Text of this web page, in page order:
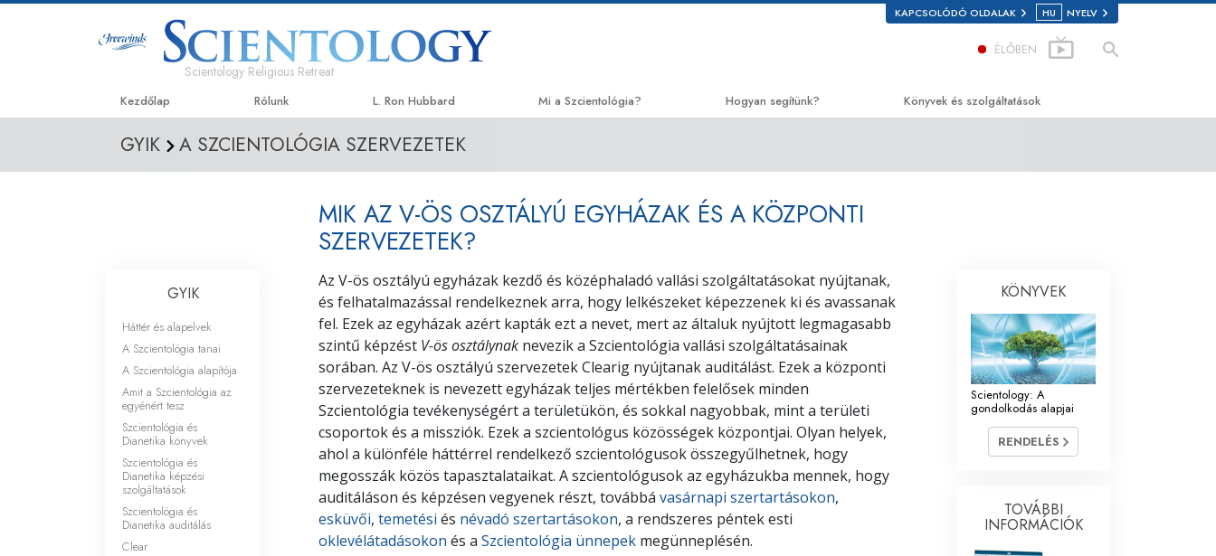
KAPCSOLÓDÓ OLDALAK HU NYELV
Scientology Religious Retreat
ÉLŐBEN
Kezdőlap Rólunk L. Ron Hubbard Mi a Szcientológia?
Mit mondanak a szcientológusok
Látogatás egy egyházban
A Szcientológia alapelvei
Bevezetés a Dianetikába
Szeretet és gyűlölet –
Mi a nagyság?
Hogyan segítünk?
Criminon
Az igazság a drogokról
Együtt az Emberi Jogokért
Állampolgári Bizottság az Emberi
Jogokért
Szcientológia önkéntes lelkészek
Könyvek és szolgáltatások
Bevezető előadások
Kezdő szolgáltatások
GYIK A SZCIENTOLÓGIA SZERVEZETEK
MIK AZ V-ÖS OSZTÁLYÚ EGYHÁZAK ÉS A KÖZPONTI
SZERVEZETEK?
Az V-ös osztályú egyházak kezdő és középhaladó vallási szolgáltatásokat nyújtanak,
és felhatalmazással rendelkeznek arra, hogy lelkészeket képezzenek ki és avassanak
fel. Ezek az egyházak azért kapták ezt a nevet, mert az általuk nyújtott legmagasabb
szintű képzést V-ös osztálynak nevezik a Szcientológia vallási szolgáltatásainak
sorában. Az V-ös osztályú szervezetek Clearig nyújtanak auditálást. Ezek a központi
szervezeteknek is nevezett egyházak teljes mértékben felelősek minden
Szcientológia tevékenységért a területükön, és sokkal nagyobbak, mint a területi
csoportok és a missziók. Ezek a szcientológus közösségek központjai. Olyan helyek,
ahol a különféle háttérrel rendelkező szcientológusok összegyűlhetnek, hogy
megosszák közös tapasztalataikat. A szcientológusok az egyházukba mennek, hogy
auditáláson és képzésen vegyenek részt, továbbá vasárnapi szertartásokon,
esküvői, temetési és névadó szertartásokon, a rendszeres péntek esti
oklevélátadásokon és a Szcientológia ünnepek megünneplésén.
GYIK
Háttér és alapelvek
A Szcientológia tanai
A Szcientológia alapítója
Amit a Szcientológia az
egyénért tesz
Szcientológia és
Dianetika könyvek
Szcientológia és
Dianetika képzési
szolgáltatások
Szcientológia és
Dianetika auditálás
Clear
KÖNYVEK
Scientology: A
gondolkodás alapjai
RENDELÉS
TOVÁBBI
INFORMÁCIÓK